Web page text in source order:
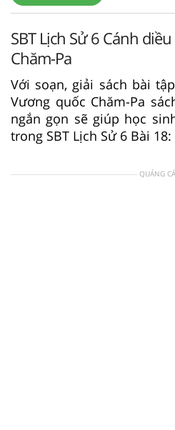
SBT Lịch Sử 6 Cánh
Chăm-Pa
Với soạn, giải sách bài
Vương quốc Chăm-Pa
ngắn gọn sẽ giúp học
trong SBT Lịch Sử 6 Bài
QUẢNG